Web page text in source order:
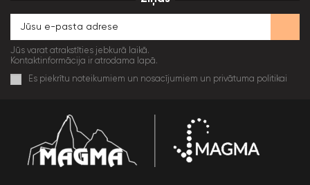
Jūs varat atrakstīties jebkurā laikā.
Kontaktinformācija ir atrodama lapā.
Es piekrītu noteikumiem un nosacījumiem un privātuma politikai